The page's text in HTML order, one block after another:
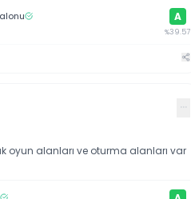
A
%39.57
···
oyun alanları ve oturma alanları var